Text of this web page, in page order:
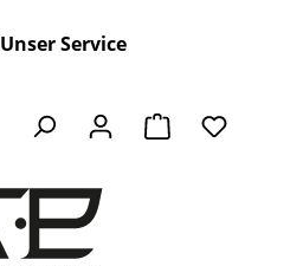
Unser Service
Warenkorb